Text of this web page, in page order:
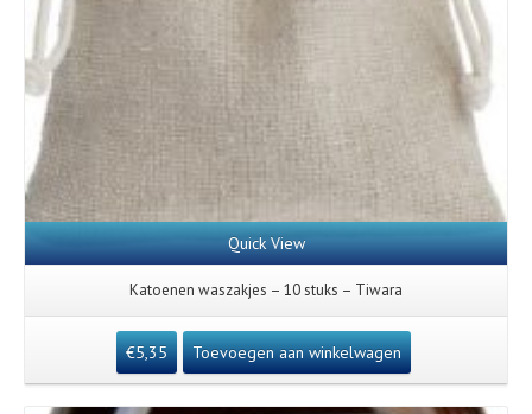
Quick View
Katoenen waszakjes – 10 stuks – Tiwara
€5,35 Toevoegen aan winkelwagen